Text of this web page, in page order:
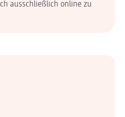
ausschließlich online zu